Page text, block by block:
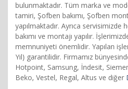
bulunmaktadır. Tüm marka ve
tamiri, Şofben bakımı, Şofben
yapılmaktadır. Ayrıca
bakımı ve montajı yapılır.
memnuniyeti önemlidir. Yapılan
Yıl) garantilidir. Firmamız
Hotpoint, Samsung, İndesit,
Beko, Vestel, Regal, Altus ve diğer